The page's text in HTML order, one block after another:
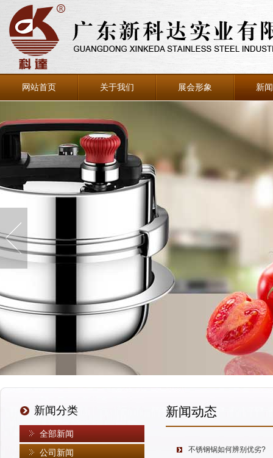
网站首页 关于我们 展会形象 新
新闻分类
全部新闻
公司新闻
新闻动态
不锈钢锅如何辨别优劣?